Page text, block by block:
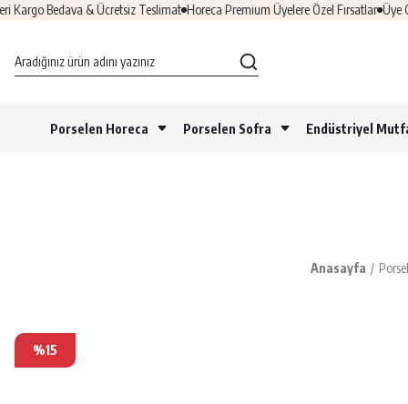
Bedava & Ücretsiz Teslimat Horeca Premium Üyelere Özel Fırsatlar Üye Ol &
Porselen Horeca Porselen Sofra Endüstriyel
Anasayfa
%15